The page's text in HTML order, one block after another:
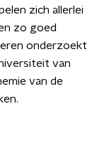
zich allerlei
zo goed
onderzoekt
van
van de